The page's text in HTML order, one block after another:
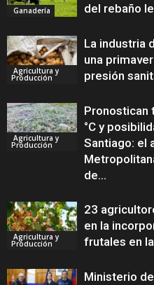
Ganadería
del rebaño
Agricultura y
Producción
La industria
una
presión
Agricultura y
Producción
Pronostican
°C y
Santiago: el
de...
Agricultura y
Producción
23
en la
frutales en
Ministerio